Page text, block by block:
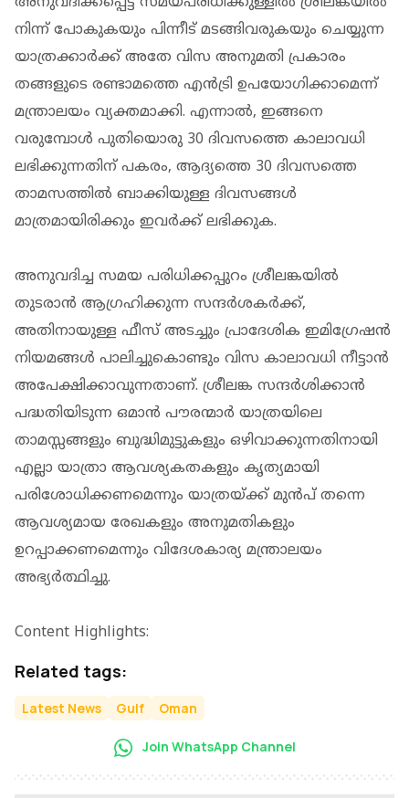
നിന്ന് പോകുകയും പിന്നീട് മടങ്ങിവരുകയും ചെയ്യുന്ന
യാത്രക്കാർക്ക് അതേ വിസ അനുമതി പ്രകാരം
തങ്ങളുടെ രണ്ടാമത്തെ എൻട്രി ഉപയോഗിക്കാമെന്ന്
മന്ത്രാലയം വ്യക്തമാക്കി. എന്നാൽ, ഇങ്ങനെ
വരുമ്പോൾ പുതിയൊരു 30 ദിവസത്തെ കാലാവധി
ലഭിക്കുന്നതിന് പകരം, ആദ്യത്തെ 30 ദിവസത്തെ
താമസത്തിൽ ബാക്കിയുള്ള ദിവസങ്ങൾ
മാത്രമായിരിക്കും ഇവർക്ക് ലഭിക്കുക.
അനുവദിച്ച സമയ പരിധിക്കപ്പുറം ശ്രീലങ്കയിൽ
തുടരാൻ ആഗ്രഹിക്കുന്ന സന്ദർശകർക്ക്,
അതിനായുള്ള ഫീസ് അടച്ചും പ്രാദേശിക ഇമിഗ്രേഷൻ
നിയമങ്ങൾ പാലിച്ചുകൊണ്ടും വിസ കാലാവധി നീട്ടാൻ
അപേക്ഷിക്കാവുന്നതാണ്. ശ്രീലങ്ക സന്ദർശിക്കാൻ
പദ്ധതിയിടുന്ന ഒമാൻ പൗരന്മാർ യാത്രയിലെ
താമസ്സങ്ങളും ബുദ്ധിമുട്ടുകളും ഒഴിവാക്കുന്നതിനായി
എല്ലാ യാത്രാ ആവശ്യകതകളും കൃത്യമായി
പരിശോധിക്കണമെന്നും യാത്രയ്ക്ക് മുൻപ് തന്നെ
ആവശ്യമായ രേഖകളും അനുമതികളും
ഉറപ്പാക്കണമെന്നും വിദേശകാര്യ മന്ത്രാലയം
അഭ്യർത്ഥിച്ചു.
Content Highlights:
Related tags:
Latest News Gulf Oman
Join WhatsApp Channel